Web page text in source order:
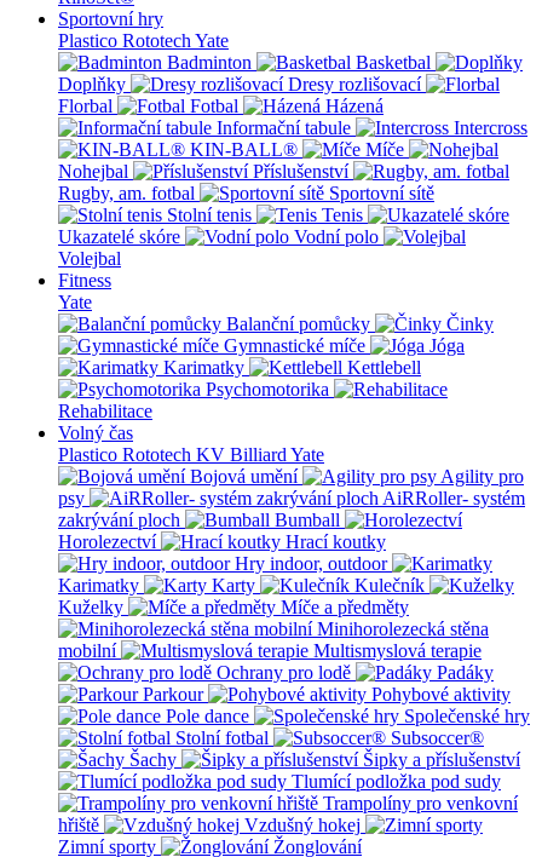
Sportovní hry
Plastico Rototech Yate
Badminton
Basketbal
Doplňky
Dresy rozlišovací
Florbal
Fotbal
Házená
Informační tabule
Intercross
KIN-BALL®
Míče
Nohejbal
Příslušenství
Rugby, am. fotbal
Sportovní sítě
Stolní tenis
Tenis
Ukazatelé skóre
Vodní polo
Volejbal
Fitness
Yate
Balanční pomůcky
Činky
Gymnastické míče
Jóga
Karimatky
Kettlebell
Psychomotorika
Rehabilitace
Volný čas
Plastico Rototech KV Billiard Yate
Bojová umění
Agility pro
psy
AiRRoller- systém
zakrývání ploch
Bumball
Horolezectví
Hrací koutky
Hry indoor, outdoor
Karimatky
Karty
Kulečník
Kuželky
Míče a předměty
Minihorolezecká stěna
mobilní
Multismyslová terapie
Ochrany pro lodě
Padáky
Parkour
Pohybové aktivity
Pole dance
Společenské hry
Stolní fotbal
Subsoccer®
Šachy
Šipky a příslušenství
Tlumící podložka pod sudy
Trampolíny pro venkovní
hřiště
Vzdušný hokej
Zimní sporty
Žonglování